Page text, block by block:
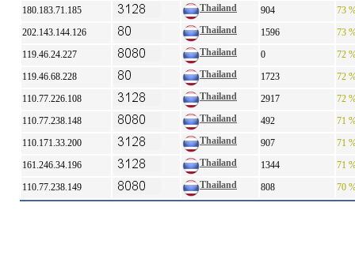
180.183.71.185
Thailand 904
73
202.143.144.126
Thailand 1596
73
119.46.24.227
Thailand 0
72
119.46.68.228
Thailand 1723
72
110.77.226.108
Thailand 2917
72
110.77.238.148
Thailand 492
71
110.171.33.200
Thailand 907
71
161.246.34.196
Thailand 1344
71
110.77.238.149
Thailand 808 70